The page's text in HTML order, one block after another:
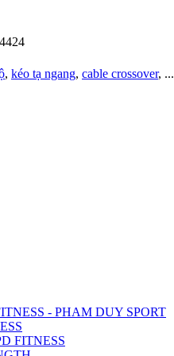
, kéo tạ ngang, cable crossover, ...
- PHAM DUY SPORT
FITNESS